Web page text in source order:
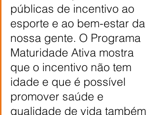
públicas de incentivo ao
esporte e ao bem-estar da
nossa gente. O Programa
Maturidade Ativa mostra
que o incentivo não tem
idade e que é possível
promover saúde e
qualidade de vida também